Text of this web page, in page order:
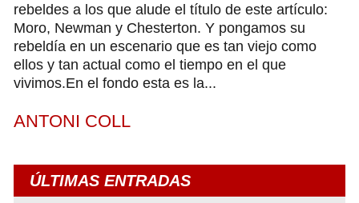
rebeldes a los que alude el título de este artículo:
Moro, Newman y Chesterton. Y pongamos su
rebeldía en un escenario que es tan viejo como
ellos y tan actual como el tiempo en el que
vivimos.En el fondo esta es la...
ANTONI COLL
ÚLTIMAS ENTRADAS